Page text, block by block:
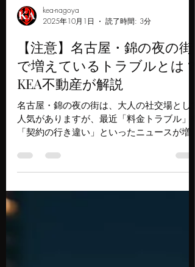
kea-nagoya
2025年10月1日
読了時間: 3分
【注意】名古屋・錦の夜の街
で増えているトラブルとは？
名古屋・錦の夜の街は、大人の社交場として
人気がありますが、最近「料金トラブル」や
「契約の行き違い」といったニュースが増え